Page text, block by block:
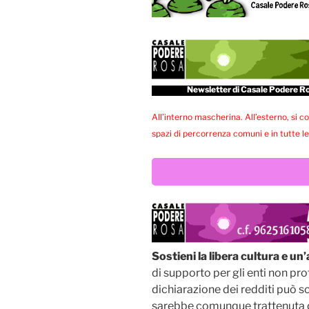
Newsletter di Casale Podere
All’interno mascherina. All’esterno, si
spazi di percorrenza comuni e in tutte
Sostieni la libera cultura e
di supporto per gli enti non
dichiarazione dei redditi può
sarebbe comunque trattenuta